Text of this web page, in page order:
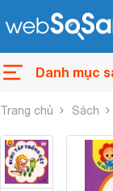
Danh mục
Trang chủ Sách